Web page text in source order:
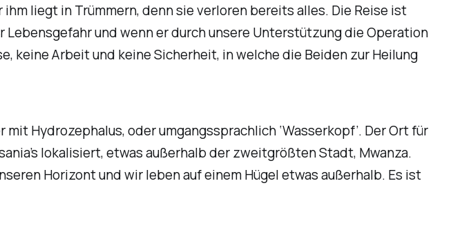
liegt in Trümmern, denn sie verloren bereits alles. Die Reise ist
und wenn er durch unsere Unterstützung die Operation
keine Arbeit und keine Sicherheit, in welche die Beiden zur Heilung
Hydrozephalus, oder umgangssprachlich ‘Wasserkopf’. Der Ort für
lokalisiert, etwas außerhalb der zweitgrößten Stadt, Mwanza.
Horizont und wir leben auf einem Hügel etwas außerhalb. Es ist